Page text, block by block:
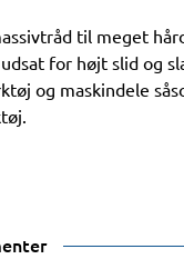
til meget
for højt slid og
og maskindele